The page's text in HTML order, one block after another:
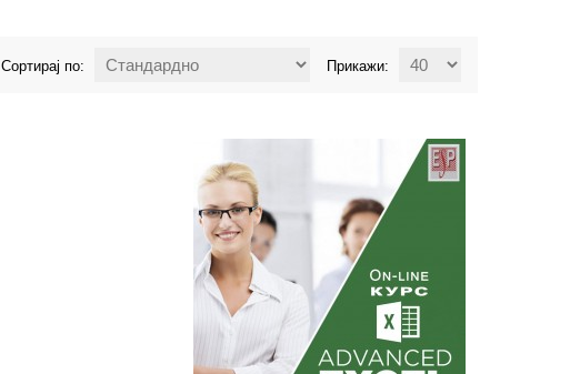
Прикажи:
Сортирај по: